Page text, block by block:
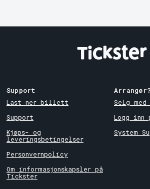
Support
Last ner billett
Support
Kjøps- og
leveringsbetingelser
Personvernpolicy
Om informasjonskapsler på
Tickster
Arrangør?
Selg med
Logg inn
System